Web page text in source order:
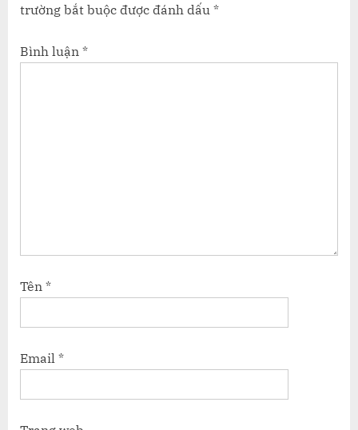
trường bắt buộc được đánh dấu *
Bình luận *
Tên *
Email *